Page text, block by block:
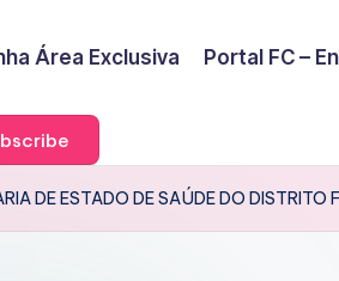
Área Exclusiva Portal FC –
DE ESTADO DE SAÚDE DO